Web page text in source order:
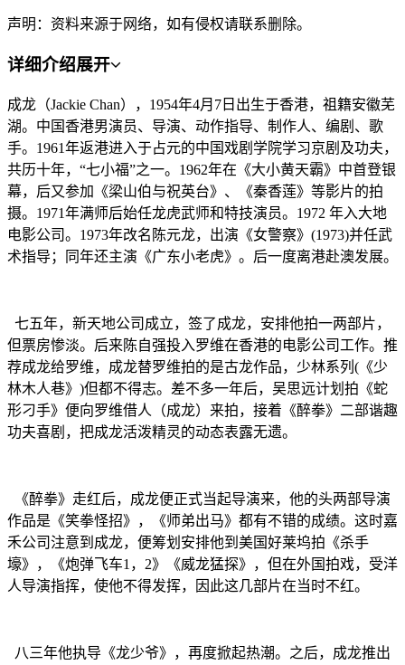
声明：资料来源于网络，如有侵权请联系删除。
详细介绍展开
成龙（Jackie Chan），1954年4月7日出生于香港，祖籍安徽芜
湖。中国香港男演员、导演、动作指导、制作人、编剧、歌
手。1961年返港进入于占元的中国戏剧学院学习京剧及功夫，
共历十年，“七小福”之一。1962年在《大小黄天霸》中首登银
幕，后又参加《梁山伯与祝英台》、《秦香莲》等影片的拍
摄。1971年满师后始任龙虎武师和特技演员。1972 年入大地
电影公司。1973年改名陈元龙，出演《女警察》(1973)并任武
术指导；同年还主演《广东小老虎》。后一度离港赴澳发展。
七五年，新天地公司成立，签了成龙，安排他拍一两部片，
但票房惨淡。后来陈自强投入罗维在香港的电影公司工作。推
荐成龙给罗维，成龙替罗维拍的是古龙作品，少林系列(《少
林木人巷》)但都不得志。差不多一年后，吴思远计划拍《蛇
形刁手》便向罗维借人（成龙）来拍，接着《醉拳》二部谐趣
功夫喜剧，把成龙活泼精灵的动态表露无遗。
《醉拳》走红后，成龙便正式当起导演来，他的头两部导演
作品是《笑拳怪招》，《师弟出马》都有不错的成绩。这时嘉
禾公司注意到成龙，便筹划安排他到美国好莱坞拍《杀手
壕》，《炮弹飞车1，2》《威龙猛探》，但在外国拍戏，受洋
人导演指挥，使他不得发挥，因此这几部片在当时不红。
八三年他执导《龙少爷》，再度掀起热潮。之后，成龙推出